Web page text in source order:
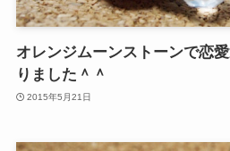
オレンジムーンストーンで恋
りました＾＾
2015年5月21日